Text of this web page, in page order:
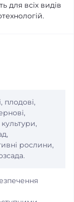
для всіх видів
плодові,
культури,
рослини,